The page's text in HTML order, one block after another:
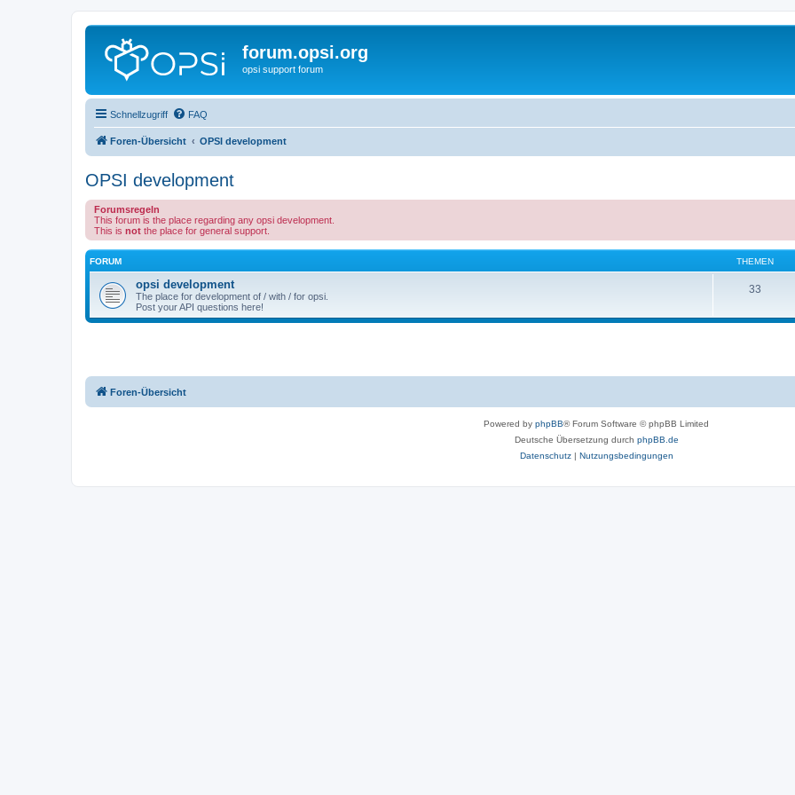
forum.opsi.org
opsi support forum
Schnellzugriff FAQ
Foren-Übersicht OPSI development
OPSI development
Forumsregeln
This forum is the place regarding any opsi development.
This is not the place for general support.
FORUM THEMEN
opsi development
The place for development of / with / for opsi.
Post your API questions here!
33
Foren-Übersicht
Powered by phpBB® Forum Software © phpBB Limited
Deutsche Übersetzung durch phpBB.de
Datenschutz| Nutzungsbedingungen